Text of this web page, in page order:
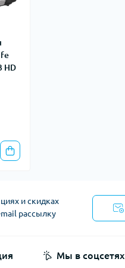
HD
и скидках
рассылку
Мы в соцсетях